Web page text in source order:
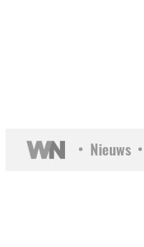
Nieuws